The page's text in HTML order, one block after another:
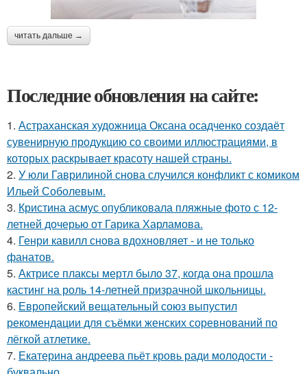
читать дальше →
Последние обновления на сайте:
1. Астраханская художница Оксана осадченко создаёт
сувенирную продукцию со своими иллюстрациями, в
которых раскрывает красоту нашей страны.
2. У юли Гаврилиной снова случился конфликт с комиком
Ильей Соболевым.
3. Кристина асмус опубликовала пляжные фото с 12-
летней дочерью от Гарика Харламова.
4. Генри кавилл снова вдохновляет - и не только
фанатов.
5. Актрисе плаксы мертл было 37, когда она прошла
кастинг на роль 14-летней призрачной школьницы.
6. Европейский вещательный союз выпустил
рекомендации для съёмки женских соревнований по
лёгкой атлетике.
7. Екатерина андреева пьёт кровь ради молодости -